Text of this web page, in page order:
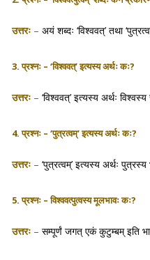
उत्तरः – अयं शब्दः ‘विश्ववत्’ तथा
3. प्रश्नः – ‘विश्ववत्’ इत्यस्य अर्थः कः?
उत्तरः – ‘विश्ववत्’ इत्यस्य अर्थः
4. प्रश्नः – ‘पुत्रत्वम्’ इत्यस्य अर्थः कः?
उत्तरः – ‘पुत्रत्वम्’ इत्यस्य अर्थः पुत्रस्य
5. प्रश्नः – विश्ववत्पुत्वस्य मूलभावः कः?
उत्तरः – सम्पूर्णं जगत् एकं कुटुम्बम् इति